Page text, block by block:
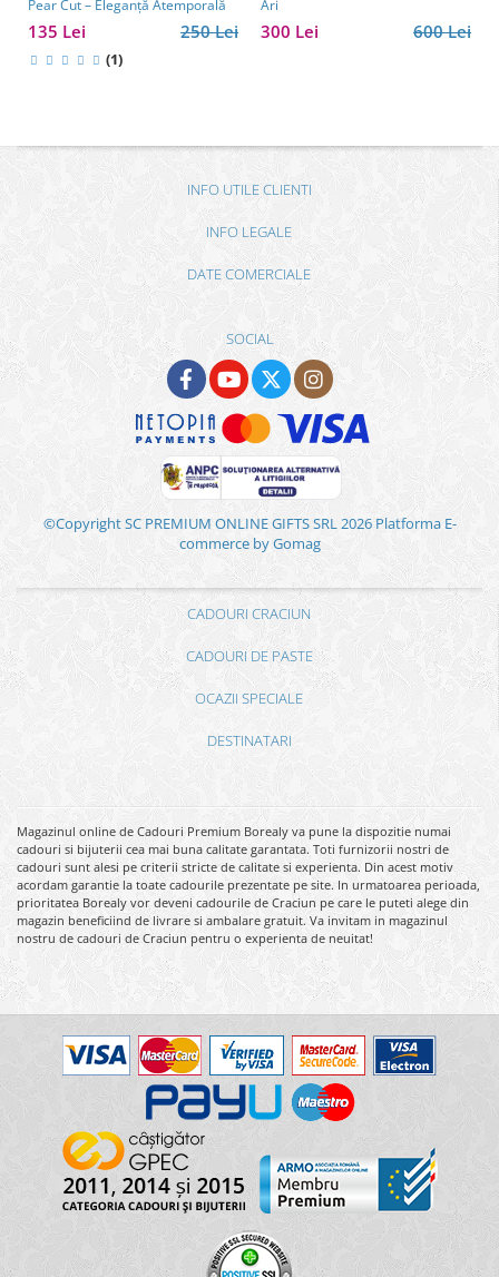
Pear Cut – Eleganță Atemporală
250 Lei
135 Lei
(1)
Ari
600 Lei
300 Lei
INFO UTILE CLIENTI
INFO LEGALE
DATE COMERCIALE
SOCIAL
©Copyright SC PREMIUM ONLINE GIFTS SRL 2026 Platforma E-
commerce by Gomag
CADOURI CRACIUN
CADOURI DE PASTE
OCAZII SPECIALE
DESTINATARI
Magazinul online de Cadouri Premium Borealy va pune la dispozitie numai
cadouri si bijuterii cea mai buna calitate garantata. Toti furnizorii nostri de
cadouri sunt alesi pe criterii stricte de calitate si experienta. Din acest motiv
acordam garantie la toate cadourile prezentate pe site. In urmatoarea perioada,
prioritatea Borealy vor deveni cadourile de Craciun pe care le puteti alege din
magazin beneficiind de livrare si ambalare gratuit. Va invitam in magazinul
nostru de cadouri de Craciun pentru o experienta de neuitat!